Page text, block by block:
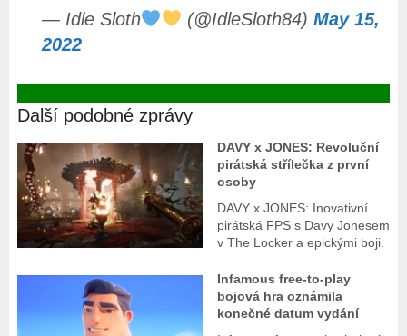
— Idle Sloth
(@IdleSloth84)May 15,
2022
Další podobné zprávy
DAVY x JONES: Revoluční
pirátská střílečka z první
osoby
DAVY x JONES: Inovativní
pirátská FPS s Davy Jonesem
v The Locker a epickými boji.
Infamous free-to-play
bojová hra oznámila
konečné datum vydání